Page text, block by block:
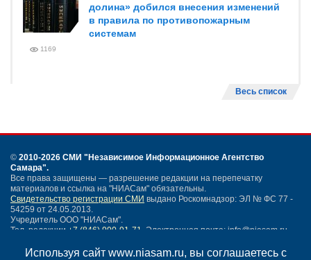
Используя сайт www.niasam.ru, вы соглашаетесь с
долина» добился внесения изменений
в правила по противопожарным
системам
1169
Весь список
© 2010-2026 СМИ "Независимое Информационное Агентство
Самара".
Все права защищены — разрешение редакции на перепечатку
материалов и ссылка на "НИАСам" обязательны.
Свидетельство регистрации СМИ выдано Роскомнадзор: ЭЛ № ФС 77 -
54259 от 24.05.2013.
Учредитель ООО "НИАСам".
Тел. редакции +7 (846) 990-91-71. Электронная почта: info@niasam.ru
Написать письмо